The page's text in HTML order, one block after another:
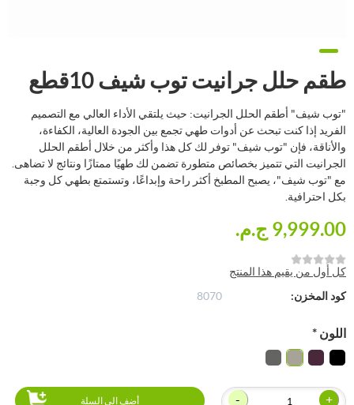
طقم حلل جرانيت توب شيف 10قطع
"توب شيف" أطقم الحلل الجرانيت: حيث يلتقي الأداء العالي مع التصميم
الفريد إذا كنت تبحث عن أدوات طهي تجمع بين الجودة العالية، الكفاءة،
والأناقة، فإن "توب شيف" توفر لك كل هذا وأكثر من خلال أطقم الحلل
الجرانيت التي تتميز بخصائص متطورة تضمن لك طهيًا ممتازًا ونتائج لا تضاهى.
مع "توب شيف"، يصبح المطبخ أكثر راحة وإبداعًا، وتستمتع بطهي كل وجبة
بكل احترافية.
9,999.00 ج.م.‏
كل أول من يقيم هذا المنتج
كود المخزن:
8070
اللون *
+
- أضف الى السلة